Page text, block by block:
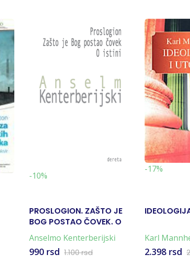
-10%
PROSLOGION. ZAŠTO JE
BOG POSTAO ČOVEK. O
ISTINI
Anselmo Kenterberijski
990 rsd 1.100 rsd
-17%
Karl
2.398 rsd